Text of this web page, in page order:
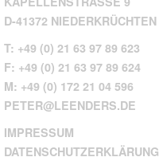
D-41372 NIEDERKRÜCHTEN
T: +49 (0) 21 63 97 89 623
F: +49 (0) 21 63 97 89 624
M: +49 (0) 172 21 04 596
PETER@LEENDERS.DE
IMPRESSUM
DATENSCHUTZERKLÄRUNG